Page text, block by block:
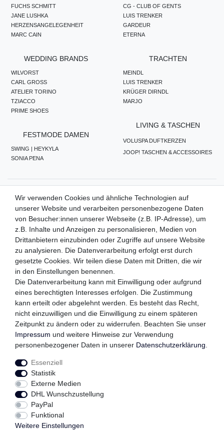
FUCHS SCHMITT
JANE LUSHKA
HERZENSANGELEGENHEIT
MARC CAIN
CG - CLUB OF GENTS
LUIS TRENKER
GARDEUR
ETERNA
WEDDING BRANDS
WILVORST
CARL GROSS
ATELIER TORINO
TZIACCO
PRIME SHOES
FESTMODE DAMEN
SWING | HEYKYLA
SONIA PENA
TRACHTEN
MEINDL
LUIS TRENKER
KRÜGER DIRNDL
MARJO
LIVING & TASCHEN
VOLUSPA DUFTKERZEN
JOOP! TASCHEN & ACCESSOIRES
ZAHLUNGSMETHODEN
WIR VERSENDEN MIT
QUALITÄTSVERSPRECHEN
FOLGEN SIE UNS
Impressum
Widerrufs­recht Vertrag widerrufen
Wir verwenden Cookies und ähnliche Technologien auf
unserer Website und verarbeiten personenbezogene Daten
von Besucher:innen unserer Webseite (z.B. IP-Adresse), um
z.B. Inhalte und Anzeigen zu personalisieren, Medien von
Drittanbietern einzubinden oder Zugriffe auf unsere Website
zu analysieren. Die Datenverarbeitung erfolgt erst durch
gesetzte Cookies. Wir teilen diese Daten mit Dritten, die wir
in den Einstellungen benennen.
Die Datenverarbeitung kann mit Einwilligung oder aufgrund
eines berechtigten Interesses erfolgen. Die Zustimmung
kann erteilt oder abgelehnt werden. Es besteht das Recht,
nicht einzuwilligen und die Einwilligung zu einem späteren
Zeitpunkt zu ändern oder zu widerrufen. Beachten Sie unser
Impressum und weitere Hinweise zur Verwendung
personenbezogener Daten in unserer Daten­schutz­erklärung
Essenziell
Statistik
Externe Medien
DHL Wunschzustellung
PayPal
Funktional
Weitere Einstellungen